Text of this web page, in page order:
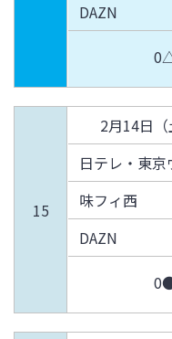
DAZN
15
2月14日（
日テレ・東
味フィ西
DAZN